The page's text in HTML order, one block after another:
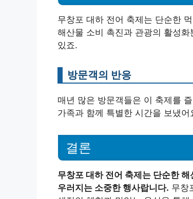
무창포 대하 전어 축제는 단순한
해산물 소비 촉진과 관광의 활성
있죠.
방문객의 반응
매년 많은 방문객들은 이 축제를
가족과 함께 특별한 시간을 보냈
결론
무창포 대하 전어 축제는 단순한
우러지는 소중한 행사랍니다. 무창